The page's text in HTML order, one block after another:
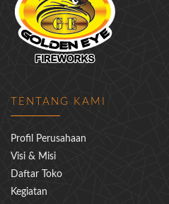
TENTANG KAMI
Profil Perusahaan
Visi & Misi
Daftar Toko
Kegiatan